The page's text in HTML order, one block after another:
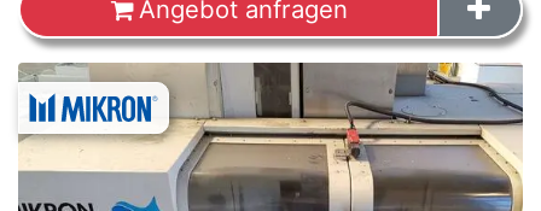
Angebot anfragen